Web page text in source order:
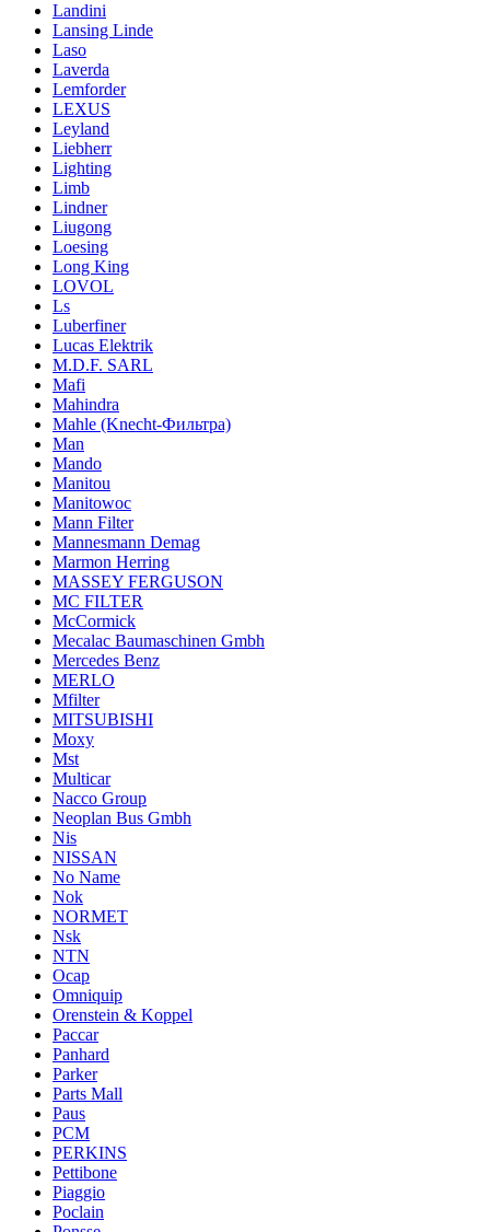
Landini
Lansing Linde
Laso
Laverda
Lemforder
LEXUS
Leyland
Liebherr
Lighting
Limb
Lindner
Liugong
Loesing
Long King
LOVOL
Ls
Luberfiner
Lucas Elektrik
M.D.F. SARL
Mafi
Mahindra
Mahle (Knecht-Фильтра)
Man
Mando
Manitou
Manitowoc
Mann Filter
Mannesmann Demag
Marmon Herring
MASSEY FERGUSON
MC FILTER
McCormick
Mecalac Baumaschinen Gmbh
Mercedes Benz
MERLO
Mfilter
MITSUBISHI
Moxy
Mst
Multicar
Nacco Group
Neoplan Bus Gmbh
Nis
NISSAN
No Name
Nok
NORMET
Nsk
NTN
Ocap
Omniquip
Orenstein & Koppel
Paccar
Panhard
Parker
Parts Mall
Paus
PCM
PERKINS
Pettibone
Piaggio
Poclain